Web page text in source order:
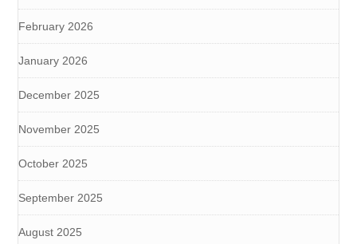
February 2026
January 2026
December 2025
November 2025
October 2025
September 2025
August 2025